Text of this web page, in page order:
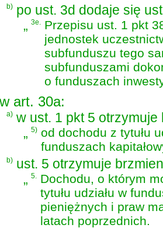
b) po ust. 3d dodaje się
„3e.
Przepisu ust. 1 pkt
jednostek
subfunduszu tego
subfunduszami
o funduszach
w art. 30a:
a) w ust. 1 pkt 5 otrzymuje
„5) od dochodu z tytułu
funduszach
b) ust. 5 otrzymuje
„5.
Dochodu, o którym
tytułu udziału w
pieniężnych i praw
latach poprzednich.